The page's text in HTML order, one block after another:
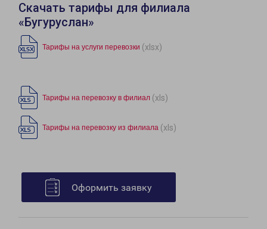
Скачать тарифы для филиала
«Бугуруслан»
Тарифы на услуги перевозки (xlsx)
Тарифы на перевозку в филиал (xls)
Тарифы на перевозку из филиала (xls)
Оформить заявку